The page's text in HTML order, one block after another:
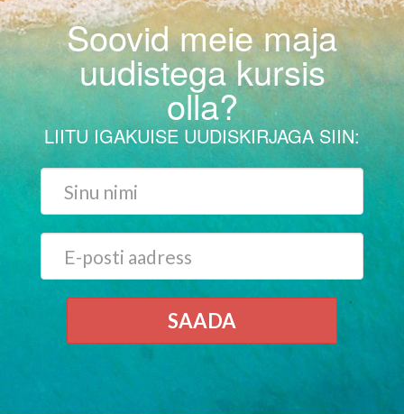
Soovid meie maja
uudistega kursis
olla?
LIITU IGAKUISE UUDISKIRJAGA SIIN:
SAADA